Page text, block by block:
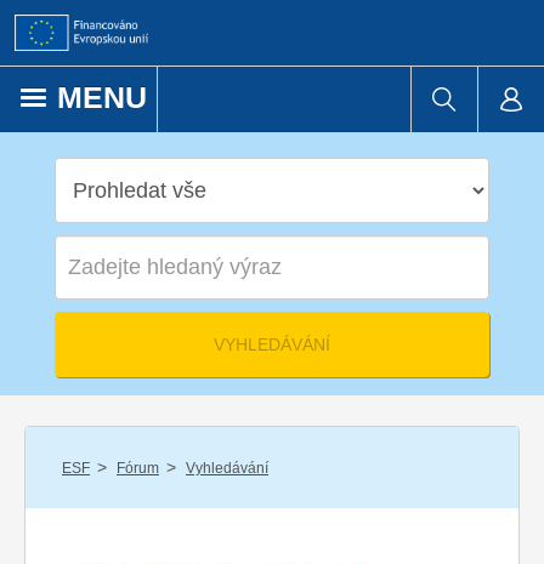
Přejít k obsahu
MENU
ESF / Fórum / Vyhledávání